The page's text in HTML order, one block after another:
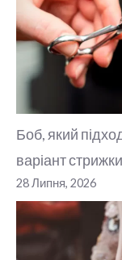
Боб, який
варіант
28 Липня, 2026